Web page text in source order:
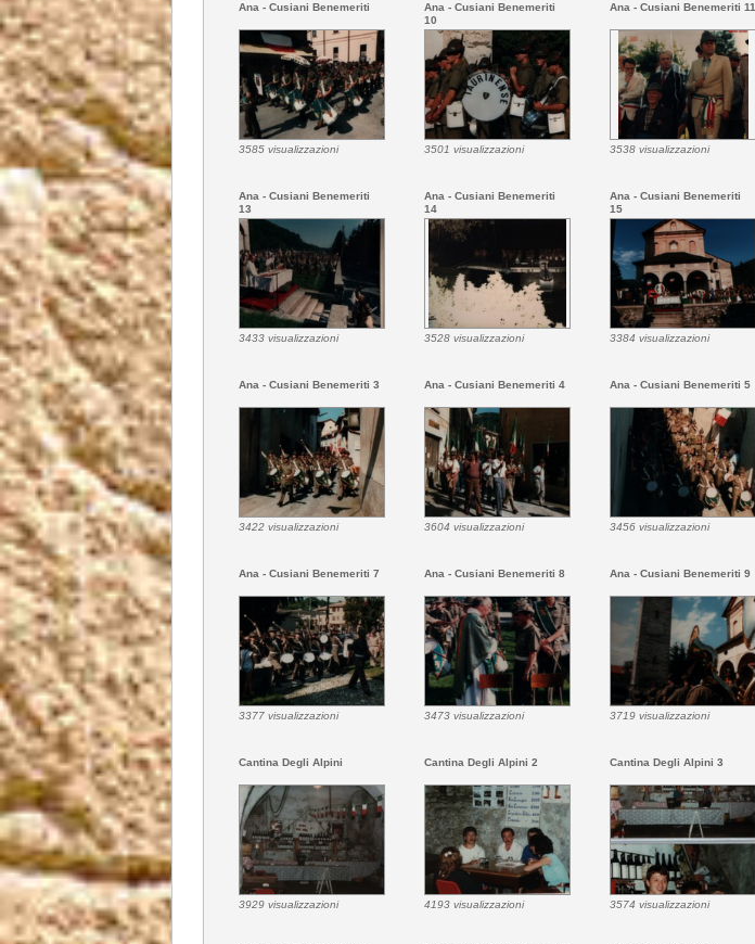
Ana - Cusiani Benemeriti
3585 visualizzazioni
Ana - Cusiani Benemeriti
10
3501 visualizzazioni
Ana - Cusiani Benemeriti 11
3538 visualizzazioni
Ana - Cusiani Benemeriti
13
3433 visualizzazioni
Ana - Cusiani Benemeriti
14
3528 visualizzazioni
Ana - Cusiani Benemeriti
15
3384 visualizzazioni
Ana - Cusiani Benemeriti 3
3422 visualizzazioni
Ana - Cusiani Benemeriti 4
3604 visualizzazioni
Ana - Cusiani Benemeriti 5
3456 visualizzazioni
Ana - Cusiani Benemeriti 7
3377 visualizzazioni
Ana - Cusiani Benemeriti 8
3473 visualizzazioni
Ana - Cusiani Benemeriti 9
3719 visualizzazioni
Cantina Degli Alpini
3929 visualizzazioni
Cantina Degli Alpini 2
4193 visualizzazioni
Cantina Degli Alpini 3
3574 visualizzazioni